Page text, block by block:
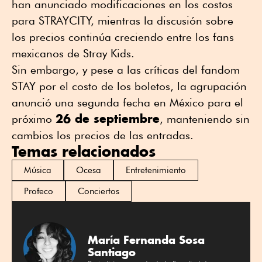
han anunciado modificaciones en los costos
para STRAYCITY, mientras la discusión sobre
los precios continúa creciendo entre los fans
mexicanos de Stray Kids.
Sin embargo, y pese a las críticas del fandom
STAY por el costo de los boletos, la agrupación
anunció una segunda fecha en México para el
próximo 26 de septiembre, manteniendo sin
cambios los precios de las entradas.
Temas relacionados
Música Ocesa
Entretenimiento
Profeco
Conciertos
María Fernanda Sosa
Santiago